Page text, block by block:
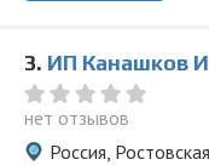
3. ИП Канашков И В в
нет отзывов
Россия,